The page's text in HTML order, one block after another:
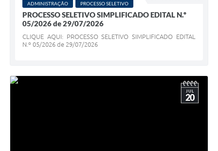
ADMINISTRAÇÃO PROCESSO SELETIVO
PROCESSO SELETIVO SIMPLIFICADO EDITAL N.º
05/2026 de 29/07/2026
CLIQUE AQUI: PROCESSO SELETIVO SIMPLIFICADO EDITAL
N.º 05/2026 de 29/07/2026
JUL
20